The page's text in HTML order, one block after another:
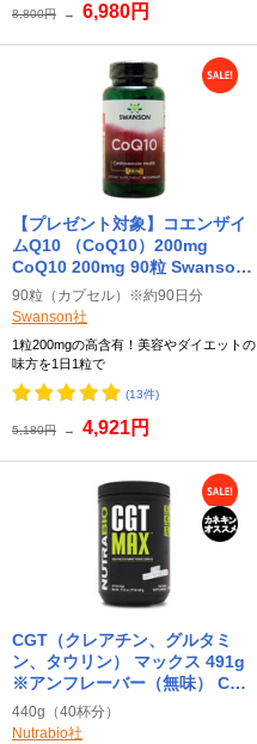
8,800円 → 6,980円
【プレゼント対象】コエンザイ
ムQ10 （CoQ10）200mg
CoQ10 200mg 90粒 Swanson
スワンソン
90粒（カプセル）※約90日分
Swanson社
1粒200mgの高含有！美容やダイエットの
味方を1日1粒で
(13件)
5,180円 → 4,921円
CGT（クレアチン、グルタミ
ン、タウリン） マックス 491g
※アンフレーバー（無味） CGT
MAX CREATINE GLUTAMINE
TAURINE Unflavored ニュート
440g（40杯分）
Nutrabio社